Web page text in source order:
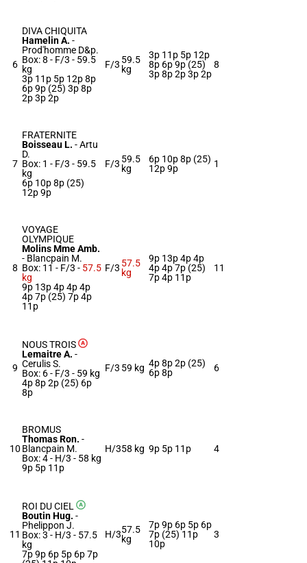
6
DIVA CHIQUITA
Hamelin A. -
Prod'homme D&p.
Box: 8 - F/3 - 59.5
kg
3p 11p 5p 12p 8p
6p 9p (25) 3p 8p
2p 3p 2p
F/3 59.5
kg
3p 11p 5p 12p
8p 6p 9p (25)
3p 8p 2p 3p 2p
8
7
FRATERNITE
Boisseau L. -Artu
D.
Box: 1 - F/3 - 59.5
kg
6p 10p 8p (25)
12p 9p
F/3 59.5
kg
6p 10p 8p (25)
12p 9p
1
8
VOYAGE
OLYMPIQUE
Molins Mme Amb.
- Blancpain M.
Box: 11 - F/3 - 57.5
kg
9p 13p 4p 4p 4p
4p 7p (25) 7p 4p
11p
F/3 57.5
kg
9p 13p 4p 4p
4p 4p 7p (25)
7p 4p 11p
11
9
NOUS TROIS
Lemaitre A. -
Cerulis S.
Box: 6 - F/3 - 59 kg
4p 8p 2p (25) 6p
8p
F/3 59 kg 4p 8p 2p (25)
6p 8p
6
10
BROMUS
Thomas Ron. -
Blancpain M.
Box: 4 - H/3 - 58 kg
9p 5p 11p
H/358 kg 9p 5p 11p 4
11
ROI DU CIEL
Boutin Hug. -
Phelippon J.
Box: 3 - H/3 - 57.5
kg
7p 9p 6p 5p 6p 7p
H/357.5
kg
7p 9p 6p 5p 6p
7p (25) 11p
10p
3